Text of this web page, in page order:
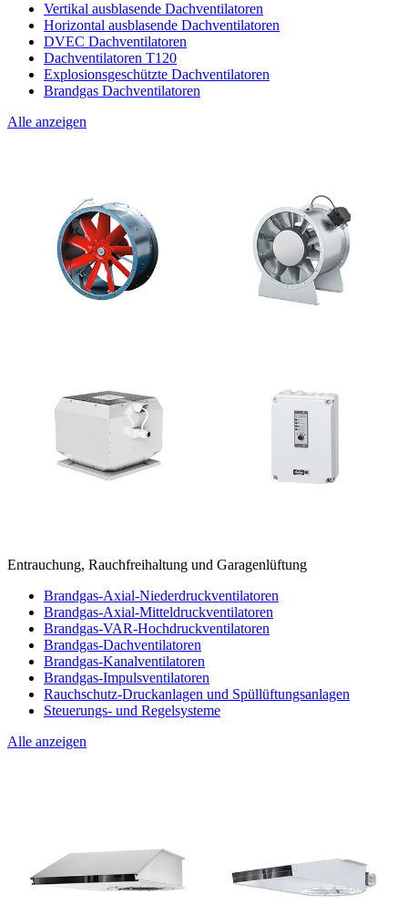
Vertikal ausblasende Dachventilatoren
Horizontal ausblasende Dachventilatoren
DVEC Dachventilatoren
Dachventilatoren T120
Explosionsgeschützte Dachventilatoren
Brandgas Dachventilatoren
Alle anzeigen
Entrauchung, Rauchfreihaltung und Garagenlüftung
Brandgas-Axial-Niederdruckventilatoren
Brandgas-Axial-Mitteldruckventilatoren
Brandgas-VAR-Hochdruckventilatoren
Brandgas-Dachventilatoren
Brandgas-Kanalventilatoren
Brandgas-Impulsventilatoren
Rauchschutz-Druckanlagen und Spüllüftungsanlagen
Steuerungs- und Regelsysteme
Alle anzeigen